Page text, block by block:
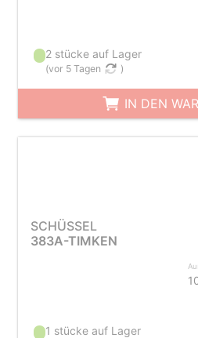
2 stücke auf Lager
(vor 5 Tagen )
IN DEN
SCHÜSSEL
383A-TIMKEN
1 stücke auf Lager